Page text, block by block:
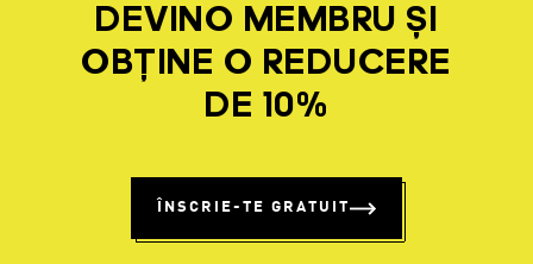
DEVINO MEMBRU ȘI
OBȚINE O REDUCERE
DE 10%
ÎNSCRIE-TE GRATUIT